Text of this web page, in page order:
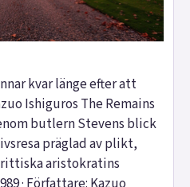
kvar länge efter att
Ishiguros The Remains
butlern Stevens blick
präglad av plikt,
aristokratins